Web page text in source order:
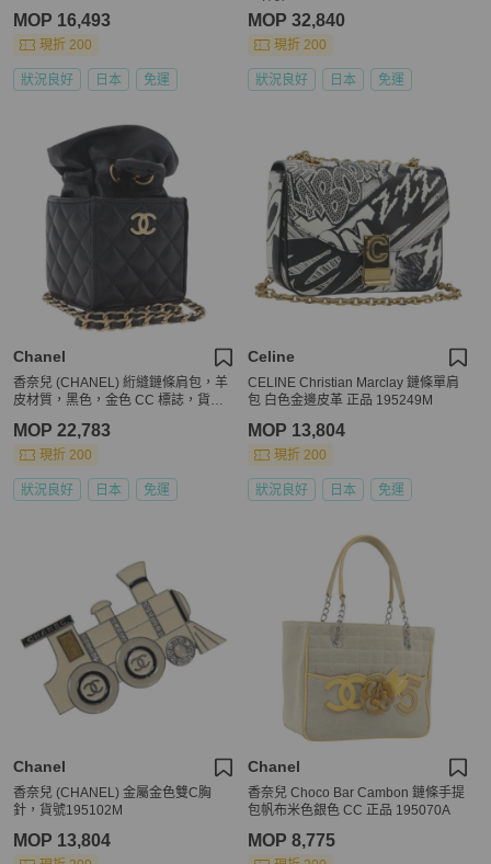
MOP 16,493
現折 200
狀況良好 日本 免運
MOP 32,840
現折 200
狀況良好 日本 免運
Chanel
香奈兒 (CHANEL) 絎縫鏈條肩包，羊
皮材質，黑色，金色 CC 標誌，貨號
MOP 22,783
現折 200
狀況良好 日本 免運
Celine
CELINE Christian Marclay 鏈條單肩
包 白色金邊皮革 正品 195249M
MOP 13,804
現折 200
狀況良好 日本 免運
Chanel
香奈兒 (CHANEL) 金屬金色雙C胸
針，貨號195102M
MOP 13,804
Chanel
香奈兒 Choco Bar Cambon 鏈條手提
包帆布米色銀色 CC 正品 195070A
MOP 8,775